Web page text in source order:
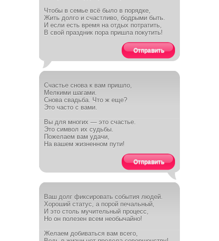
Чтобы в семье всё было в порядке,
Жить долго и счастливо, бодрыми быть.
И если есть время на отдых потратить,
В свой праздник пора пришла покутить!
Отправить
Счастье снова к вам пришло,
Мелкими шагами.
Снова свадьба. Что ж еще?
Это часто с вами.
Вы для многих — это счастье.
Это символ их судьбы.
Пожелаем вам удачи,
На вашем жизненном пути!
Отправить
Ваш долг фиксировать события людей.
Хороший статус, а порой печальный,
И это столь мучительный процесс,
Но он полезен всем необычайно!
Желаем добиваться вам всего,